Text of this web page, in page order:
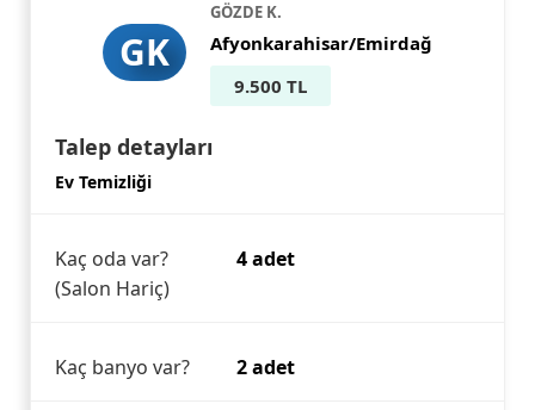
GK
GÖZDE K.
Afyonkarahisar/Emirdağ
9.500 TL
Talep detayları
Ev Temizliği
Kaç oda var?
(Salon Hariç)
4 adet
Kaç banyo var? 2 adet